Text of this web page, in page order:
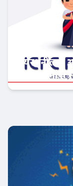
बाँकी